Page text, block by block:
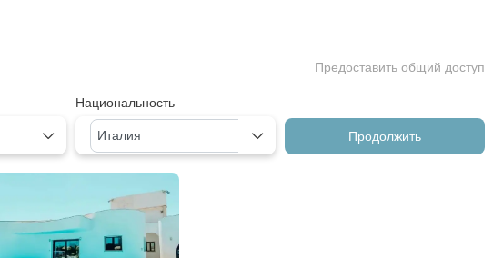
Предоставить общий доступ
Национальность
Продолжить